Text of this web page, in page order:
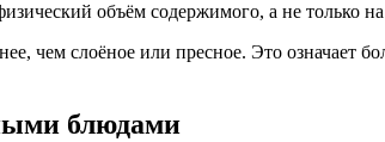
объём содержимого, а не только
чем слоёное или пресное. Это означает
блюдами